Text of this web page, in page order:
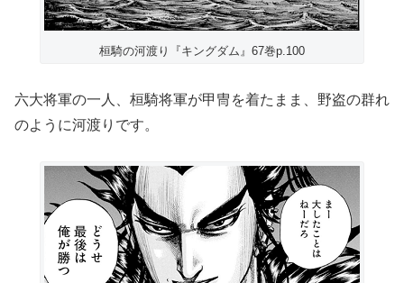
桓騎の河渡り『キングダム』67巻p.100
六大将軍の一人、桓騎将軍が甲冑を着たまま、野盗の群れ
のように河渡りです。